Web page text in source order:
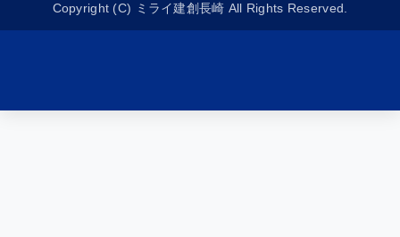
Copyright (C) ミライ建創長崎 All Rights Reserved.